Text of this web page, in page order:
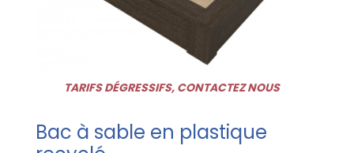
TARIFS DÉGRESSIFS, CONTACTEZ NOUS
Bac à sable en plastique